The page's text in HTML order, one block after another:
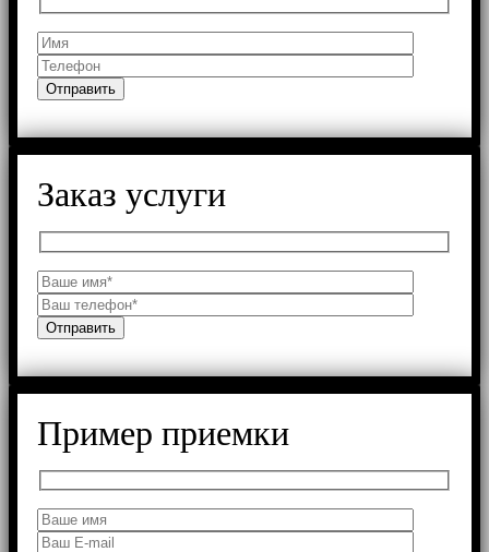
Заказ услуги
Пример приемки